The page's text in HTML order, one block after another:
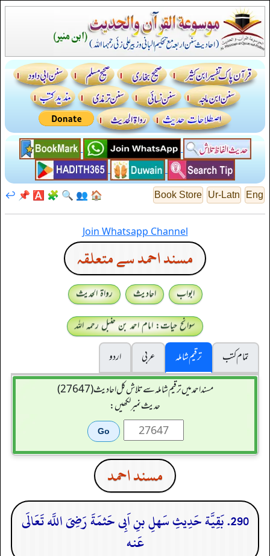
Eng
Ur-Latn
Book Store
🏠
👥
🔍
🧩
🅰️
📌
↩️
Join Whatsapp Channel
مسند احمد سے متعلقہ
ابواب احادیث
رواۃ الحدیث
سوانح حیات: امام احمد بن حنبل رحمہ اللہ
تمام کتب
ترقیم شاملہ عربی
اردو
مسند احمد میں ترقیم شاملہ سے تلاش کل احادیث (27647)
حدیث نمبر لکھیں:
مسند احمد
290. بَقِیَّة حَدِیثِ سَهلِ بنِ اَبِی حَثمَةَ رَضِیَ اللَّه تَعَالَى
عَنه